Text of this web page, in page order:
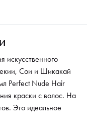
искусственного
Сои и Шикакай
Perfect Nude Hair
краски с волос. На
Это идеальное
вернуть